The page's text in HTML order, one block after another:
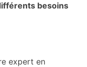
besoins
expert en